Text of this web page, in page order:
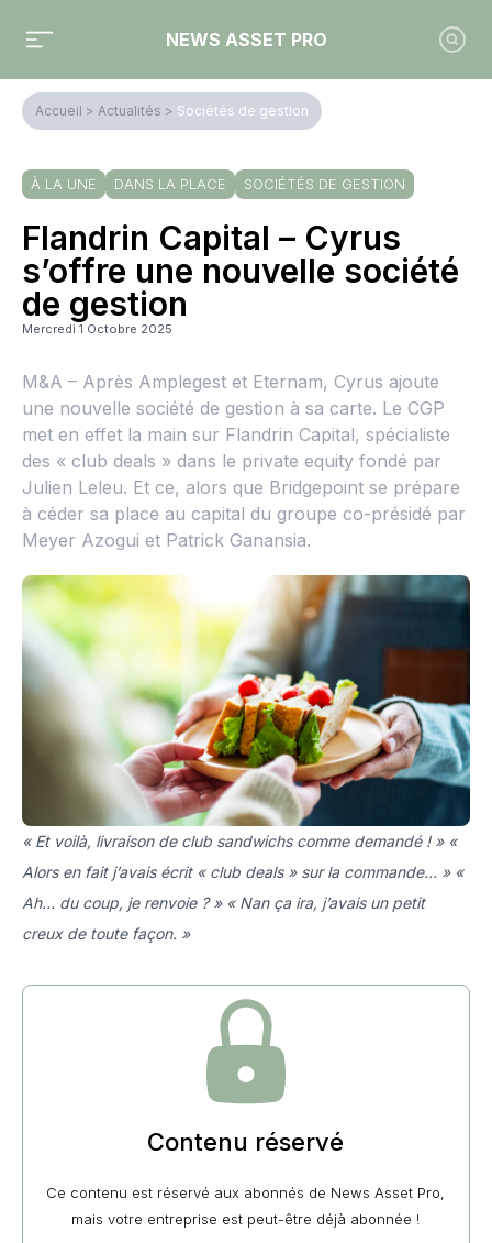
NEWS ASSET PRO
Accueil > Actualités > Sociétés de gestion
À LA UNE DANS LA PLACE SOCIÉTÉS DE GESTION
Flandrin Capital – Cyrus
s’offre une nouvelle société
de gestion
Mercredi 1 Octobre 2025
M&A – Après Amplegest et Eternam, Cyrus ajoute
une nouvelle société de gestion à sa carte. Le CGP
met en effet la main sur Flandrin Capital, spécialiste
des « club deals » dans le private equity fondé par
Julien Leleu. Et ce, alors que Bridgepoint se prépare
à céder sa place au capital du groupe co-présidé par
Meyer Azogui et Patrick Ganansia.
« Et voilà, livraison de club sandwichs comme demandé ! » «
Alors en fait j’avais écrit « club deals » sur la commande… » «
Ah… du coup, je renvoie ? » « Nan ça ira, j’avais un petit
creux de toute façon. »
Contenu réservé
Ce contenu est réservé aux abonnés de News Asset Pro,
mais votre entreprise est peut-être déjà abonnée !